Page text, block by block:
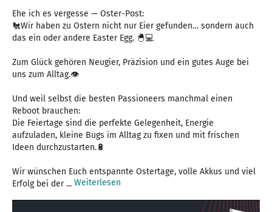
Ehe ich es vergesse — Oster-Post:
🐔Wir haben zu Ostern nicht nur Eier gefunden… sondern auch
das ein oder andere Easter Egg. 🐣💻
Zum Glück gehören Neugier, Präzision und ein gutes Auge bei
uns zum Alltag.👁️
Und weil selbst die besten Passioneers manchmal einen
Reboot brauchen:
Die Feiertage sind die perfekte Gelegenheit, Energie
aufzuladen, kleine Bugs im Alltag zu fixen und mit frischen
Ideen durchzustarten.🔋
Wir wünschen Euch entspannte Ostertage, volle Akkus und viel
Erfolg bei der ... Weiterlesen